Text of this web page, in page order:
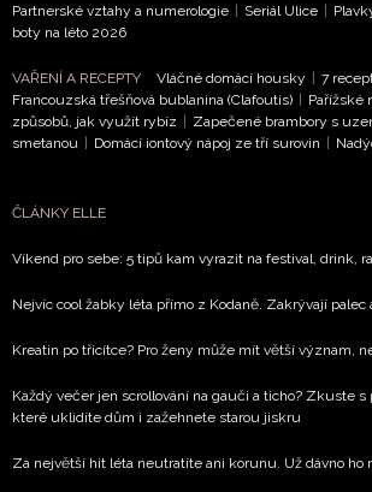
Partnerské vztahy a numerologie | Seriál Ulice |
boty na léto 2026
VAŘENÍ A RECEPTY Vláčné domácí housky | 7
Francouzská třešňová bublanina (Clafoutis) | Pařížské
způsobů, jak využít rybíz | Zapečené brambory s
smetanou | Domácí iontový nápoj ze tří surovin |
ČLÁNKY ELLE
Víkend pro sebe: 5 tipů kam vyrazit na festival, drink,
Nejvíc cool žabky léta přímo z Kodaně. Zakrývají
Kreatin po třicítce? Pro ženy může mít větší význam,
Každý večer jen scrollování na gauči a ticho? Zkuste
které uklidíte dům i zažehnete starou jiskru
Za největší hit léta neutratíte ani korunu. Už dávno ho